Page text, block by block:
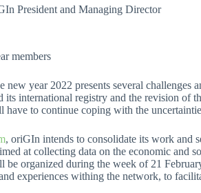
President and Managing Director
members
new year 2022 presents several
its international registry and the revision of
have to continue coping with the
, oriGIn intends to consolidate its work and
at collecting data on the economic
organized during the week of 21
experiences withing the network, to